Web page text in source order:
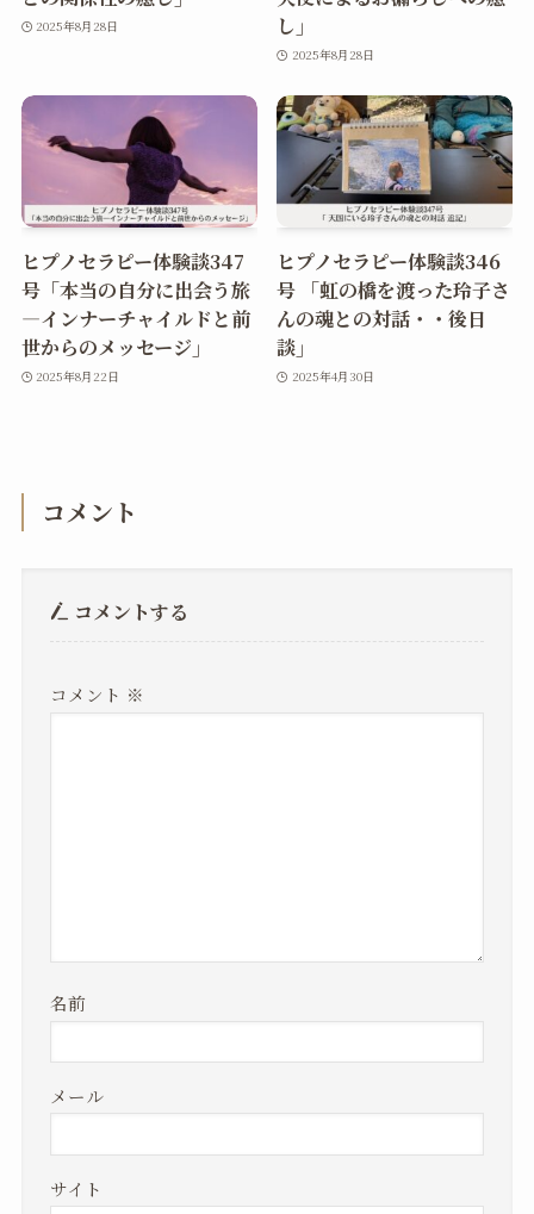
2025年8月28日
し」
2025年8月28日
ヒプノセラピー体験談347
号「本当の自分に出会う旅
―インナーチャイルドと前
世からのメッセージ」
2025年8月22日
ヒプノセラピー体験談346
号 「虹の橋を渡った玲子さ
んの魂との対話・・後日
談」
2025年4月30日
コメント
コメントする
コメント ※
名前
メール
サイト